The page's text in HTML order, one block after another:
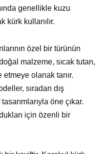
genellikle kuzu
kürk kullanılır.
özel bir türünün
malzeme, sıcak tutan,
etmeye olanak tanır.
sıradan dış
öne çıkar.
için özenli bir